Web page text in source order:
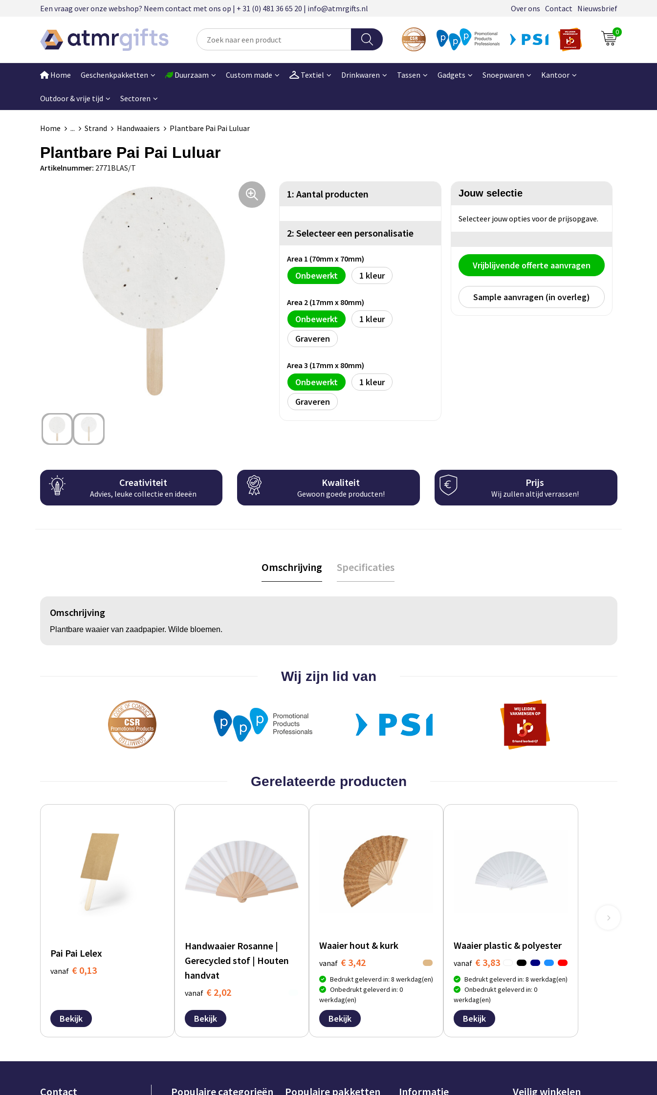
Een vraag over onze webshop? Neem contact met ons op | + 31 (0) 481 36 65 20 | info@atmrgifts.nl Over ons Contact Nieuwsbrief
0
Home Geschenkpakketten Duurzaam Custom made Textiel Drinkwaren Tassen Gadgets Snoepwaren Kantoor
Outdoor & vrije tijd Sectoren
Home ... Strand Handwaaiers Plantbare Pai Pai Luluar
Plantbare Pai Pai Luluar
Artikelnummer: 2771BLAS/T
1: Aantal producten
2: Selecteer een personalisatie
Area 1 (70mm x 70mm)
Onbewerkt 1
Area 2 (17mm x 80mm)
Onbewerkt
1
Graveren
Area 3 (17mm x 80mm)
Onbewerkt
1
Graveren
Jouw selectie
Selecteer jouw opties voor de prijsopgave.
Vrijblijvende offerte aanvragen
Sample aanvragen (in overleg)
Creativiteit
Advies, leuke collectie en ideeën
Kwaliteit
Gewoon goede producten!
Prijs
Wij zullen altijd verrassen!
Omschrijving Specificaties
Omschrijving
Plantbare waaier van zaadpapier. Wilde bloemen.
Wij zijn lid van
Gerelateerde producten
Pai Pai Lelex
vanaf € 0,13
Bekijk
Handwaaier Rosanne |
Gerecycled stof | Houten
handvat
vanaf € 2,02
Bekijk
Waaier hout & kurk
vanaf € 3,42
Bedrukt geleverd in: 8 werkdag(en)
Onbedrukt geleverd in: 0
werkdag(en)
Bekijk
Waaier plastic & polyester
vanaf € 3,83
Bedrukt geleverd in: 8 werkdag(en)
Onbedrukt geleverd in: 0
werkdag(en)
Bekijk
Contact Populaire categorieën Populaire pakketten Informatie Veilig winkelen